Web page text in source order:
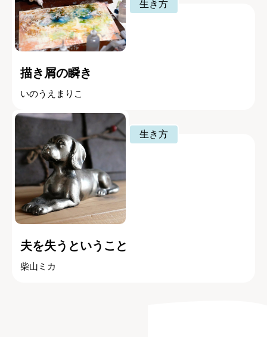
生き方
描き屑の瞬き
いのうえまりこ
生き方
夫を失うということ
柴山ミカ